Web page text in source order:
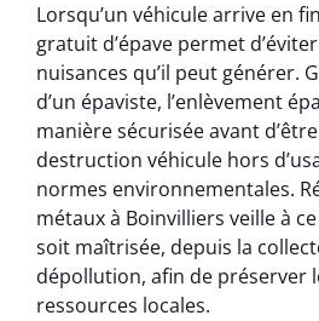
Lorsqu’un véhicule arrive en
gratuit d’épave permet
nuisances qu’il peut générer.
d’un épaviste, l’enlèvement
manière sécurisée avant
destruction véhicule hors
normes environnementales.
métaux à Boinvilliers veille à
soit maîtrisée, depuis la
dépollution, afin de préserver
ressources locales.